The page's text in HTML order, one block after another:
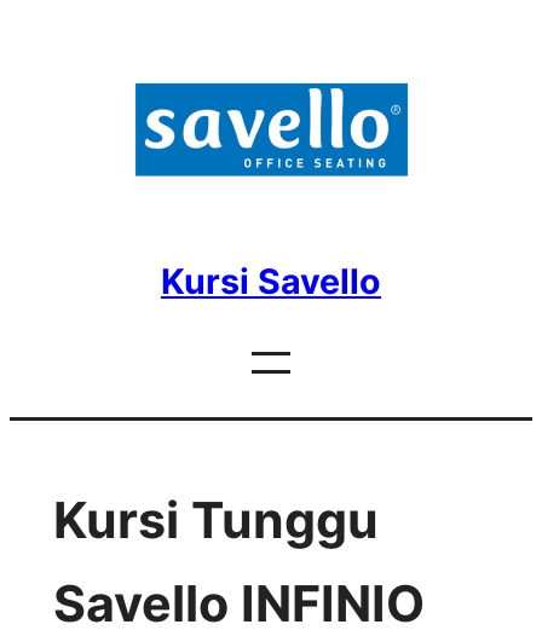
Kursi Savello
Kursi Tunggu
Savello INFINIO